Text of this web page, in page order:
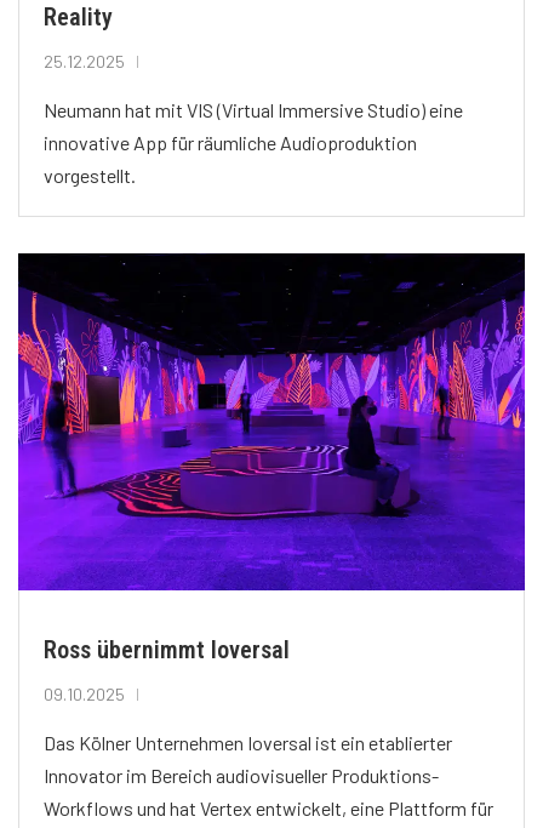
Reality
25.12.2025
Neumann hat mit VIS (Virtual Immersive Studio) eine
innovative App für räumliche Audioproduktion
vorgestellt.
Ross übernimmt Ioversal
09.10.2025
Das Kölner Unternehmen Ioversal ist ein etablierter
Innovator im Bereich audiovisueller Produktions-
Workflows und hat Vertex entwickelt, eine Plattform für